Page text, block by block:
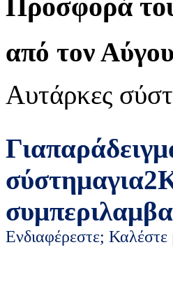
Προσφορά
από τον
Αυτάρκες
Για
σύστημαγια2
Ενδιαφέρεστε;